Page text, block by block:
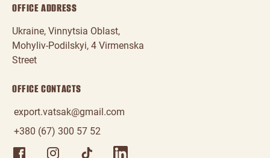
OFFICE ADDRESS
Ukraine, Vinnytsia Oblast,
Mohyliv‑Podilskyi, 4 Virmenska
Street
OFFICE CONTACTS
export.vatsak@gmail.com
+380 (67) 300 57 52